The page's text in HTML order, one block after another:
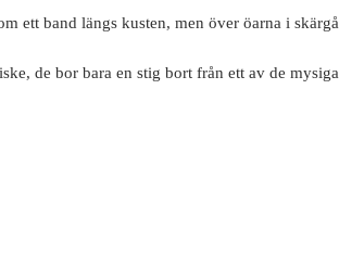
ett band längs kusten, men över öarna i
de bor bara en stig bort från ett av de